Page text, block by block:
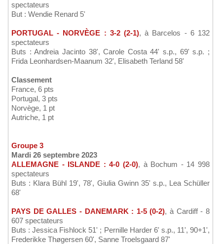
spectateurs
But : Wendie Renard 5'
PORTUGAL - NORVÈGE : 3-2 (2-1), à Barcelos - 6 132
spectateurs
Buts : Andreia Jacinto 38', Carole Costa 44' s.p., 69' s.p. ;
Frida Leonhardsen-Maanum 32', Elisabeth Terland 58'
Classement
France, 6 pts
Portugal, 3 pts
Norvège, 1 pt
Autriche, 1 pt
Groupe 3
Mardi 26 septembre 2023
ALLEMAGNE - ISLANDE : 4-0 (2-0), à Bochum - 14 998
spectateurs
Buts : Klara Bühl 19', 78', Giulia Gwinn 35' s.p., Lea Schüller
68'
PAYS DE GALLES - DANEMARK : 1-5 (0-2), à Cardiff - 8
607 spectateurs
Buts : Jessica Fishlock 51' ; Pernille Harder 6' s.p., 11', 90+1',
Frederikke Thøgersen 60', Sanne Troelsgaard 87'